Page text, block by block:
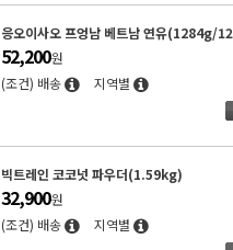
응오이사오 프엉남 베트남 연유(1284g/
52,200원
(조건) 배송
지역별
빅트레인 코코넛 파우더(1.59kg)
32,900원
(조건) 배송
지역별